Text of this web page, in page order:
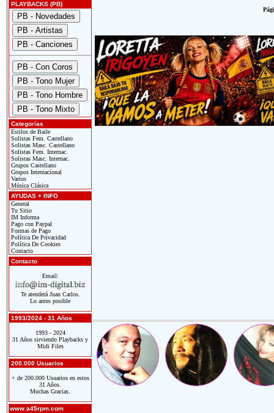
PLAYBACKS (PB)
Categorías
Estilos de Baile
Solistas Fem. Castellano
Solistas Masc. Castellano
Solistas Fem. Internac.
Solistas Masc. Internac.
Grupos Castellano
Grupos Internacional
Varios
Música Clásica
AYUDAS + INFO
General
Tu Sitio
IM Informa
Pago con Paypal
Formas de Pago
Política De Privacidad
Política De Cookies
Contacto
Contacto
Email:
Te atenderá Juan Carlos.
Lo antes posible
1993/2024 - 31 Años
1993 - 2024
31 Años sirviendo Playbacks y
Midi Files
200.000 Usuarios
+ de 200.000 Usuarios en estos
31 Años.
Muchas Gracias.
www.a45rpm.com